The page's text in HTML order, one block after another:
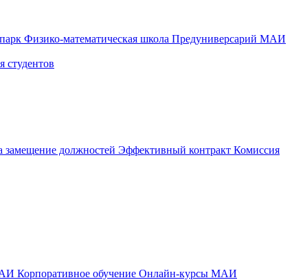
Физико-математическая школа Предуниверсарий МАИ
студентов
должностей Эффективный контракт Комиссия
Корпоративное обучение Онлайн-курсы МАИ